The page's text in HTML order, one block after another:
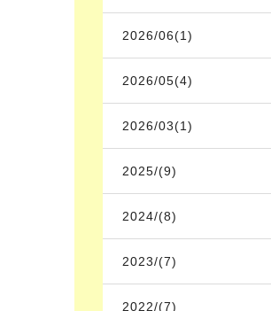
2026/06(1)
2026/05(4)
2026/03(1)
2025/(9)
2024/(8)
2023/(7)
2022/(7)